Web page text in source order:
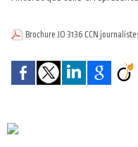
Brochure JO 3136 CCN